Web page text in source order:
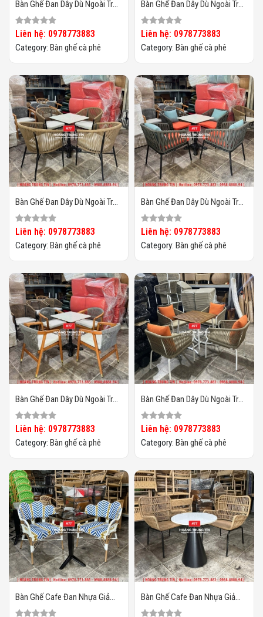
Bàn Ghế Đan Dây Dù Ngoài Trời
HTT06
Liên hệ: 0978773883
Category: Bàn ghế cà phê
Bàn Ghế Đan Dây Dù Ngoài Trời
HTT05
Liên hệ: 0978773883
Category: Bàn ghế cà phê
Bàn Ghế Đan Dây Dù Ngoài Trời
HTT04
Liên hệ: 0978773883
Category: Bàn ghế cà phê
Bàn Ghế Đan Dây Dù Ngoài Trời
HTT03
Liên hệ: 0978773883
Category: Bàn ghế cà phê
Bàn Ghế Đan Dây Dù Ngoài Trời
HTT02
Liên hệ: 0978773883
Category: Bàn ghế cà phê
Bàn Ghế Đan Dây Dù Ngoài Trời
HTT01
Liên hệ: 0978773883
Category: Bàn ghế cà phê
Bàn Ghế Cafe Đan Nhựa Giả
Mây HTT-066
Bàn Ghế Cafe Đan Nhựa Giả
Mây HTT-065